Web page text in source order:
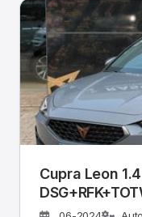
Cupra Leon